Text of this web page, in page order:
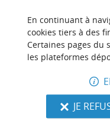
NOUS
En continuant à
cookies tiers à des
Certaines pages du
les plateformes
JE